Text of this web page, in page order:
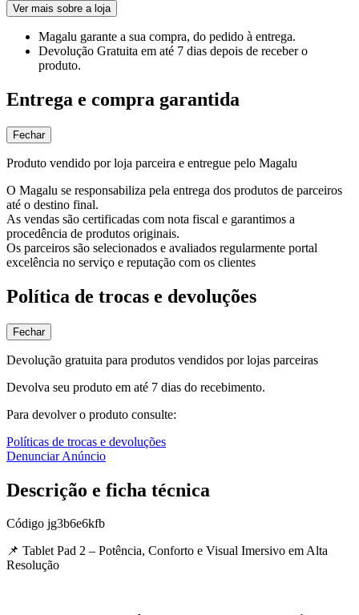
Ver mais sobre a loja
Magalu garante a sua compra, do pedido à entrega.
Devolução Gratuita em até 7 dias depois de receber o
produto.
Entrega e compra garantida
Fechar
Produto vendido por loja parceira e entregue pelo Magalu
O Magalu se responsabiliza pela entrega dos produtos de parceiros
até o destino final.
As vendas são certificadas com nota fiscal e garantimos a
procedência de produtos originais.
Os parceiros são selecionados e avaliados regularmente portal
excelência no serviço e reputação com os clientes
Política de trocas e devoluções
Fechar
Devolução gratuita para produtos vendidos por lojas parceiras
Devolva seu produto em até 7 dias do recebimento.
Para devolver o produto consulte:
Políticas de trocas e devoluções
Denunciar Anúncio
Descrição e ficha técnica
Código jg3b6e6kfb
📌 Tablet Pad 2 – Potência, Conforto e Visual Imersivo em Alta
Resolução